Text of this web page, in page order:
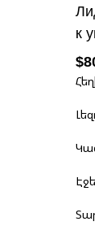
к